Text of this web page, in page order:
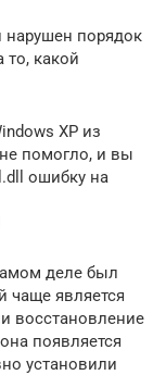
нарушен порядок
то, какой
XP из
помогло, и вы
ошибку на
деле был
чаще является
восстановление
появляется
установили